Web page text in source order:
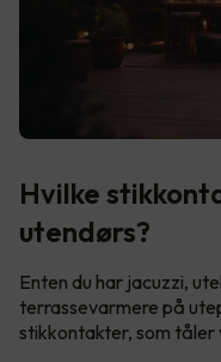
Hvilke
utendørs?
Enten du har jacuzzi,
terrassevarmere på
stikkontakter, som